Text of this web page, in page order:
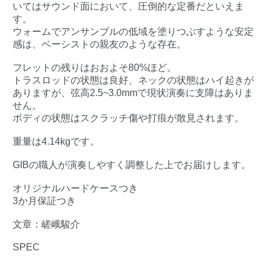
いてはサウンド面において、圧倒的な定番だといえま
す。
ウォームでアンサンブルの低域を塗りつぶすような安定
感は、ベーシストの親友のような存在。
フレットの残りはおおよそ80%ほど。
トラスロッドの状態は良好、ネックの状態はハイ起きが
ありますが、弦高2.5~3.0mmで現状演奏に支障はありま
せん。
ボディの状態はスクラッチ傷や打痕が散見されます。
重量は4.14kgです。
GIBの職人が演奏しやすく調整した上でお届けします。
オリジナルハードケースつき
3か月保証つき
文章：嵯峨駿介
SPEC